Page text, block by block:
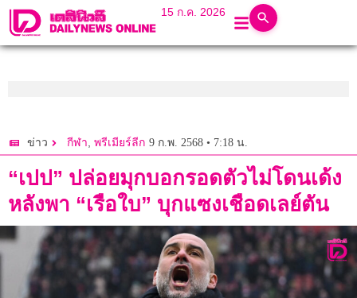
15 ก.ค. 2026
ข่าว กีฬา, พรีเมียร์ลีก 9 ก.พ. 2568 • 7:18 น.
“เปป” ปล่อยมุกบอกรอดตัวไม่โดนเด้ง
หลังพา “เรือใบ” บุกแซงเชือดเลย์ตัน